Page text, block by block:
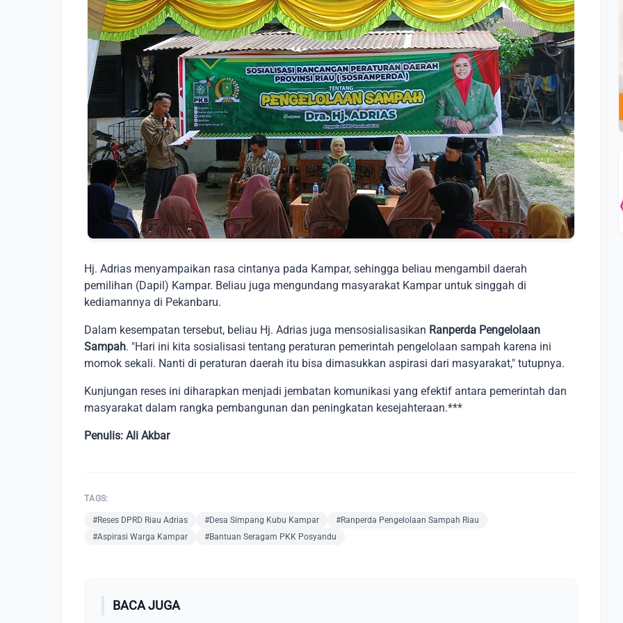
Hj. Adrias menyampaikan rasa cintanya pada Kampar, sehingga beliau mengambil daerah
pemilihan (Dapil) Kampar. Beliau juga mengundang masyarakat Kampar untuk singgah di
kediamannya di Pekanbaru.
Dalam kesempatan tersebut, beliau Hj. Adrias juga mensosialisasikan Ranperda Pengelolaan
Sampah. "Hari ini kita sosialisasi tentang peraturan pemerintah pengelolaan sampah karena ini
momok sekali. Nanti di peraturan daerah itu bisa dimasukkan aspirasi dari masyarakat," tutupnya.
Kunjungan reses ini diharapkan menjadi jembatan komunikasi yang efektif antara pemerintah dan
masyarakat dalam rangka pembangunan dan peningkatan kesejahteraan.***
Penulis: Ali Akbar
TAGS:
#Reses DPRD Riau Adrias #Desa Simpang Kubu Kampar
#Ranperda Pengelolaan Sampah Riau
#Aspirasi Warga Kampar
#Bantuan Seragam PKK Posyandu
BACA JUGA